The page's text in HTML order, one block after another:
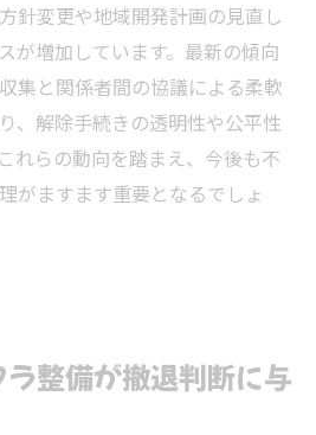
針変更や地域開発計画の見直し
が増加しています。最新の傾向
集と関係者間の協議による柔軟
、解除手続きの透明性や公平性
れらの動向を踏まえ、今後も不
がますます重要となるでしょ
整備が撤退判断に与